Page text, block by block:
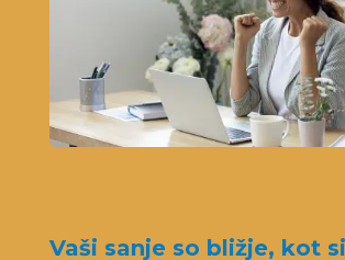
Vaši sanje so bližje, kot